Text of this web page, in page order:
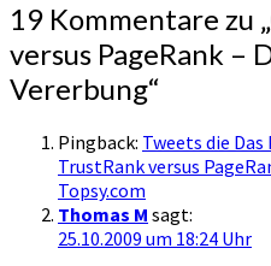
19 Kommentare zu „
versus PageRank –
Vererbung“
Pingback: Tweets die
TrustRank versus
Topsy.com
Thomas M sagt:
25.10.2009 um 18:24 Uhr